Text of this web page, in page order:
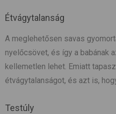
Étvágytalanság
A meglehetősen savas
nyelőcsövet, és így a babának
kellemetlen lehet. Emiatt
étvágytalanságot, és azt is,
Testúly